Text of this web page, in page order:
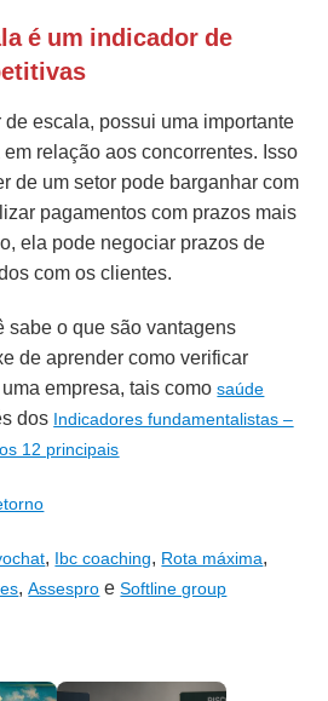
é um indicador de
escala, possui uma importante
relação aos concorrentes. Isso
de um setor pode barganhar com
pagamentos com prazos mais
ela pode negociar prazos de
com os clientes.
sabe o que são vantagens
de aprender como verificar
empresa, tais comosaúde
dos Indicadores fundamentalistas –
12 principais
, Ibc coaching, Rota máxima,
,Assespro eSoftline group